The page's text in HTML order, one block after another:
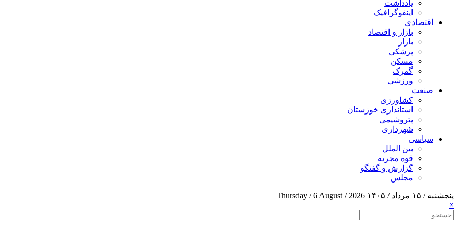
یادداشت
اینفوگرافیک
اقتصادی
بازار و اقتصاد
بازار
پزشکی
مسکن
گمرک
ورزشی
صنعت
کشاورزی
استانداری خوزستان
پتروشیمی
شهرداری
سیاسی
بین الملل
قوه مجریه
گزارش و گفتگو
مجلس
پنجشنبه / ۱۵ مرداد / ۱۴۰۵
Thursday / 6 August / 2026
×